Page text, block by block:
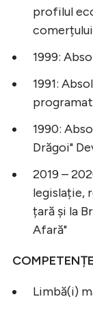
profilul
comerțului
1999:
1991:
1990:
Drăgoi"
2019 –
legislație,
țară și la
Afară"
Limbă(i)